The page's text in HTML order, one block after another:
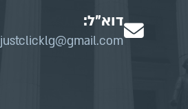
דוא"ל:
justclicklg@gmail.com